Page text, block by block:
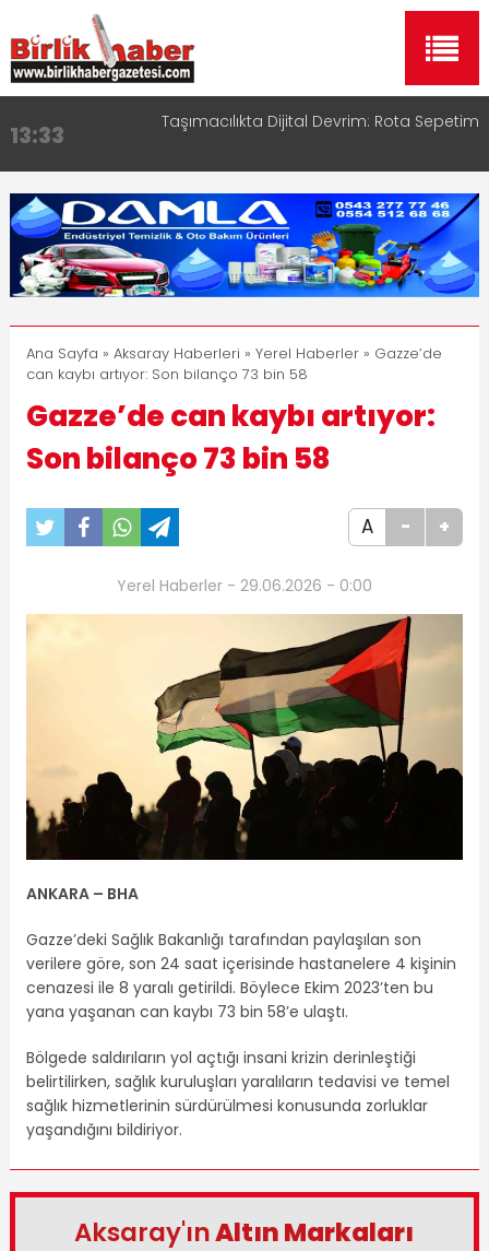
13:33 Taşımacılıkta Dijital Devrim: Rota Sepetim
17:15
Aksaray OSB Bölge Müdürü Makam Koltuğunu
Çocuklara Bıraktı
16:00
Aksaray Esnaf Rehberi ile Google ve Yapay Zeka
Aramalarında Öne Çıkın
8:23 Aksaray Esnaf Rehberi Hizmete Girdi
11:30
Birlikhaber.com Yayın Hayatına Başladı | Hızlı ve
Akıllı Haber Platformu
Ana Sayfa » Aksaray Haberleri » Yerel Haberler» Gazze’de
can kaybı artıyor: Son bilanço 73 bin 58
Gazze’de can kaybı artıyor:
Son bilanço 73 bin 58
A - +
Yerel Haberler - 29.06.2026 - 0:00
ANKARA – BHA
Gazze’deki Sağlık Bakanlığı tarafından paylaşılan son
verilere göre, son 24 saat içerisinde hastanelere 4 kişinin
cenazesi ile 8 yaralı getirildi. Böylece Ekim 2023’ten bu
yana yaşanan can kaybı 73 bin 58’e ulaştı.
Bölgede saldırıların yol açtığı insani krizin derinleştiği
belirtilirken, sağlık kuruluşları yaralıların tedavisi ve temel
sağlık hizmetlerinin sürdürülmesi konusunda zorluklar
yaşandığını bildiriyor.
Aksaray'ınAltın Markaları